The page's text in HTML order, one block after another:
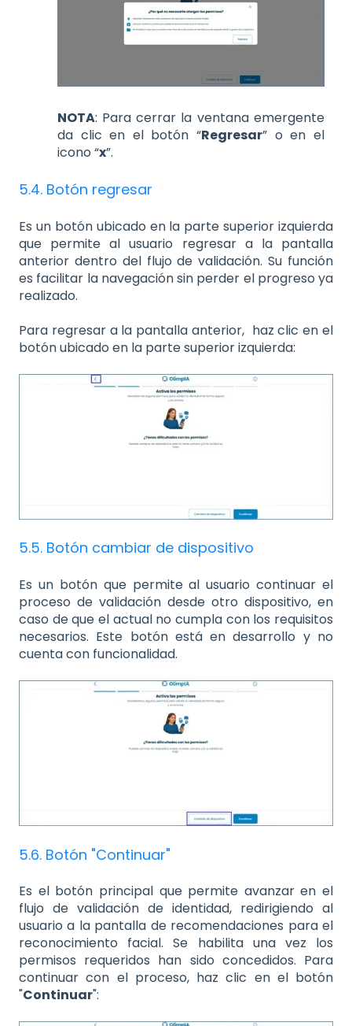
NOTA: Para cerrar la ventana emergente
da clic en el botón “Regresar” o en el
icono “x”.
5.4. Botón regresar
Es un botón ubicado en la parte superior izquierda
que permite al usuario regresar a la pantalla
anterior dentro del flujo de validación. Su función
es facilitar la navegación sin perder el progreso ya
realizado.
Para regresar a la pantalla anterior, haz clic en el
botón ubicado en la parte superior izquierda:
5.5. Botón cambiar de dispositivo
Es un botón que permite al usuario continuar el
proceso de validación desde otro dispositivo, en
caso de que el actual no cumpla con los requisitos
necesarios. Este botón está en desarrollo y no
cuenta con funcionalidad.
5.6. Botón "Continuar"
Es el botón principal que permite avanzar en el
flujo de validación de identidad, redirigiendo al
usuario a la pantalla de recomendaciones para el
reconocimiento facial. Se habilita una vez los
permisos requeridos han sido concedidos. Para
continuar con el proceso, haz clic en el botón
"Continuar":